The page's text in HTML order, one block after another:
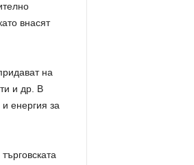
внасят
на
и др. В
енергия за